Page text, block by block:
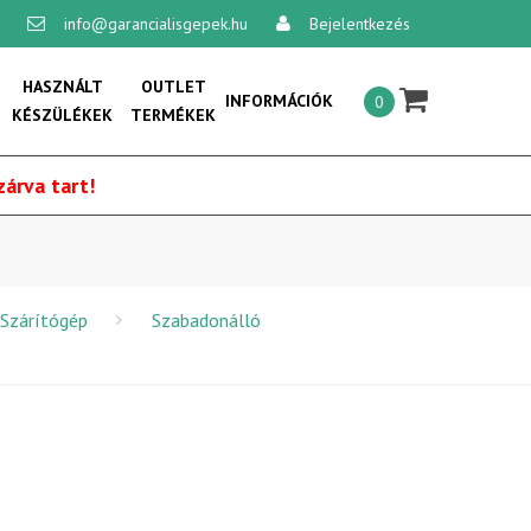
info@garancialisgepek.hu Bejelentkezés
×
0
HASZNÁLT
KÉSZÜLÉKEK
OUTLET
TERMÉKEK
INFORMÁCIÓK
Általános szerződési feltételek:
Vásárlási feltételek
szabályzat
tart!
Szabadonálló